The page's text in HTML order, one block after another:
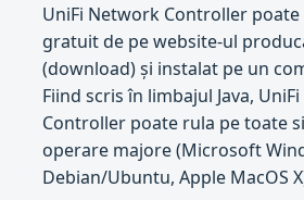
UniFi Network Controller
gratuit de pe website-ul
(download) și instalat pe un
Fiind scris în limbajul Java,
Controller poate rula pe toate
operare majore (Microsoft
Debian/Ubuntu, Apple MacOS